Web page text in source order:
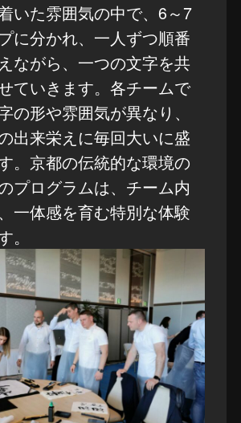
いた雰囲気の中で、6～7
に分かれ、一人ずつ順番
ながら、一つの文字を共
ていきます。各チームで
の形や雰囲気が異なり、
出来栄えに毎回大いに盛
。京都の伝統的な環境の
プログラムは、チーム内
一体感を育む特別な体験
。